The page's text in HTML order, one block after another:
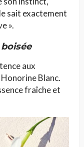
sait exactement
».
aux
Blanc.
fraîche et